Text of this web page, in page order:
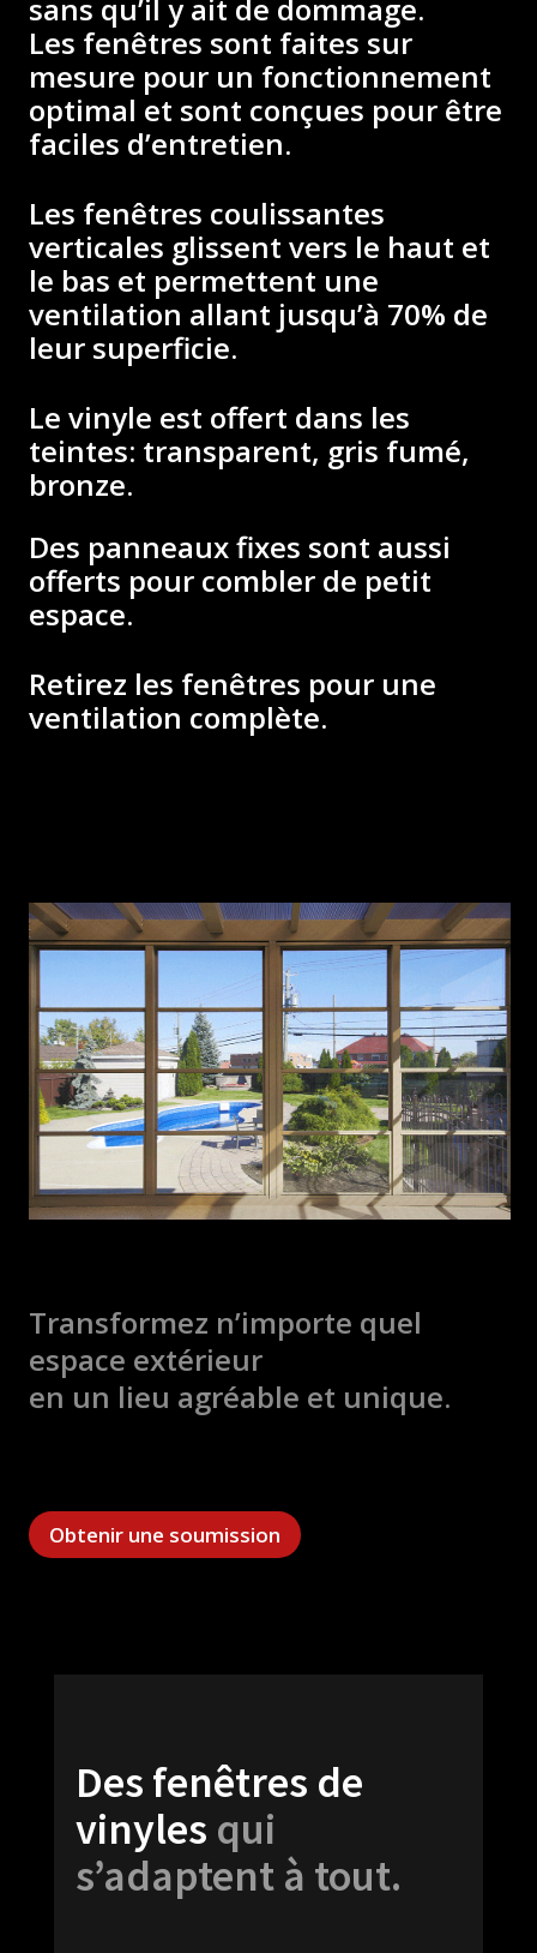
sans qu’il y ait de dommage.
Les fenêtres sont faites sur
mesure pour un fonctionnement
optimal et sont conçues pour être
faciles d’entretien.
Les fenêtres coulissantes
verticales glissent vers le haut et
le bas et permettent une
ventilation allant jusqu’à 70% de
leur superficie.
Le vinyle est offert dans les
teintes: transparent, gris fumé,
bronze.
Des panneaux fixes sont aussi
offerts pour combler de petit
espace.
Retirez les fenêtres pour une
ventilation complète.
Transformez n’importe quel
espace extérieur
en un lieu agréable et unique.
Obtenir une soumission
Des fenêtres de
vinyles qui
s’adaptent à tout.